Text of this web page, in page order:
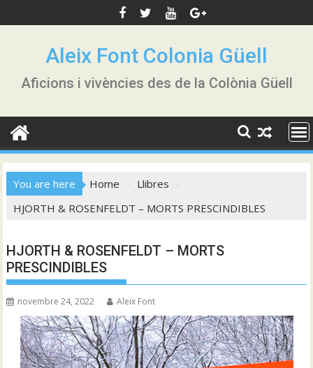
to
Aleix Font Colonia Güell
Aficions i vivències des de la Colònia Güell
You are here Home
Llibres
HJORTH & ROSENFELDT – MORTS PRESCINDIBLES
HJORTH & ROSENFELDT – MORTS
PRESCINDIBLES
novembre 24, 2022 Aleix Font